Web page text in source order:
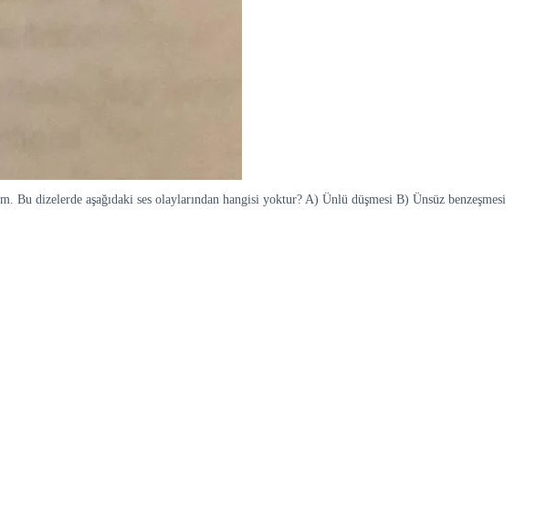
dizelerde aşağıdaki ses olaylarından hangisi yoktur? A) Ünlü düşmesi B) Ünsüz benzeşmesi